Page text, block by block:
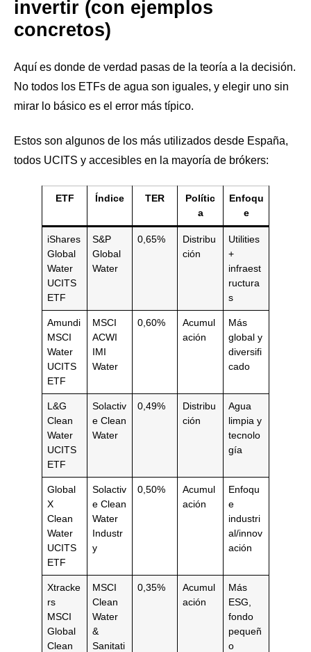
invertir (con ejemplos
concretos)
Aquí es donde de verdad pasas de la teoría a la decisión.
No todos los ETFs de agua son iguales, y elegir uno sin
mirar lo básico es el error más típico.
Estos son algunos de los más utilizados desde España,
todos UCITS y accesibles en la mayoría de brókers:
ETF Índice TER
Polític
a
Enfoqu
e
iShares
Global
Water
UCITS
ETF
S&P
Global
Water
0,65%
Distribu
ción
Utilities
+
infraest
ructura
s
Amundi
MSCI
Water
UCITS
ETF
MSCI
ACWI
IMI
Water
0,60%
Acumul
ación
Más
global y
diversifi
cado
L&G
Clean
Water
UCITS
ETF
Solactiv
e Clean
Water
0,49%
Distribu
ción
Agua
limpia y
tecnolo
gía
Global
X
Clean
Water
UCITS
ETF
Solactiv
e Clean
Water
Industr
y
0,50%
Acumul
ación
Enfoqu
e
industri
al/innov
ación
Xtracke
rs
MSCI
Global
Clean
MSCI
Clean
Water
&
Sanitati
0,35%
Acumul
ación
Más
ESG,
fondo
pequeñ
o